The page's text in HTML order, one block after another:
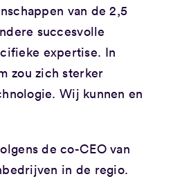
van de 2,5
succesvolle
expertise. In
zou zich sterker
Wij kunnen en
de co-CEO van
in de regio.